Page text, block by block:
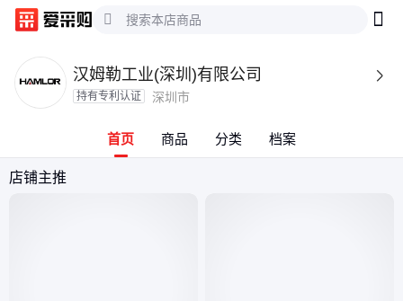
汉姆勒工业(深圳)有限公司 
持有专利认证 深圳市
首页 商品 分类 档案
店铺主推